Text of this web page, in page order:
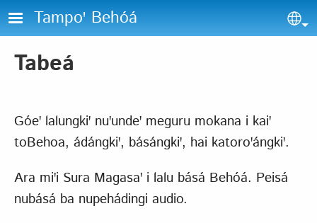
Skip to main content
Tampoꞌ Behóá
Tabeá
Góeꞌ lalungkiꞌ nuꞌundeꞌ meguru mokana i kaiꞌ
toBehoa, ádángkiꞌ, básángkiꞌ, hai katoroꞌángkiꞌ.
Ara miꞌi Sura Magasaꞌ i lalu básá Behóá. Peisá
nubásá ba nupehádingi audio.